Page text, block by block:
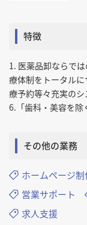
特徴
1. 医薬品卸ならで
療体制をトータル
療予約等々充実の
6.「歯科・美容を除
その他の業務
ホームページ制
営業サポート
求人支援